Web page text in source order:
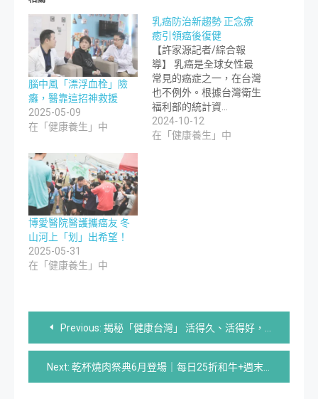
腦中風「漂浮血栓」險
癱，醫靠這招神救援
2025-05-09
在「健康養生」中
乳癌防治新趨勢 正念療
癒引領癌後復健
【許家源記者/綜合報
導】 乳癌是全球女性最
常見的癌症之一，在台灣
也不例外。根據台灣衛生
福利部的統計資…
2024-10-12
在「健康養生」中
博愛醫院醫護攜癌友 冬
山河上「划」出希望！
2025-05-31
在「健康養生」中
文
章
導
Previous: 揭秘「健康台灣」 活得久、活得好，關鍵竟是這個？
Next: 乾杯燒肉祭典6月登場｜每日25折和牛+週末派對266元暢飲黃潮席捲